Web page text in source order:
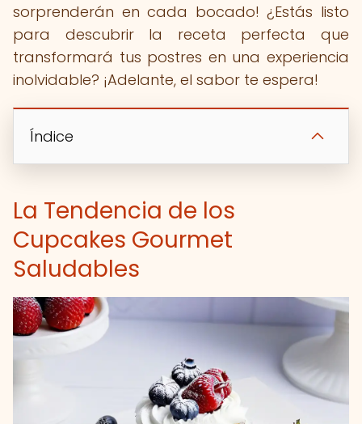
sorprenderán en cada bocado! ¿Estás listo
para descubrir la receta perfecta que
transformará tus postres en una experiencia
inolvidable? ¡Adelante, el sabor te espera!
Índice
La Tendencia de los
Cupcakes Gourmet
Saludables